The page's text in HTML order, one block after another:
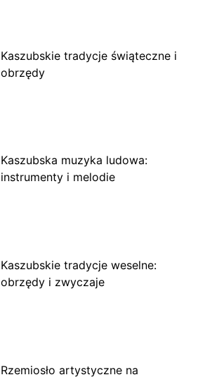
Kaszubskie tradycje świąteczne i
obrzędy
Kaszubska muzyka ludowa:
instrumenty i melodie
Kaszubskie tradycje weselne:
obrzędy i zwyczaje
Rzemiosło artystyczne na